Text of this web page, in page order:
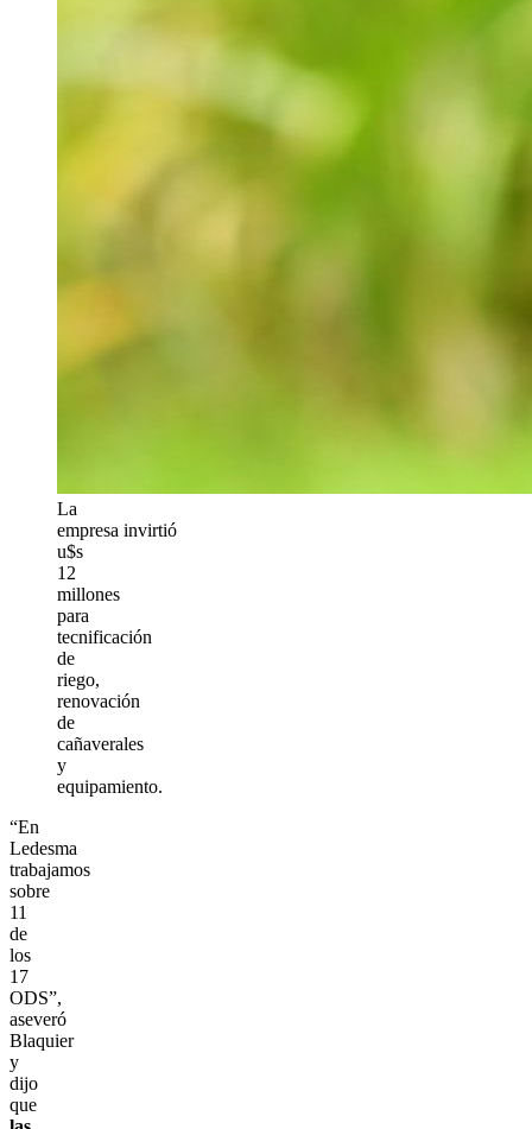
La
empresa invirtió
u$s
12
millones
para
tecnificación
de
riego,
renovación
de
cañaverales
y
equipamiento.
“En
Ledesma
trabajamos
sobre
11
de
los
17
ODS”,
aseveró
Blaquier
y
dijo
que